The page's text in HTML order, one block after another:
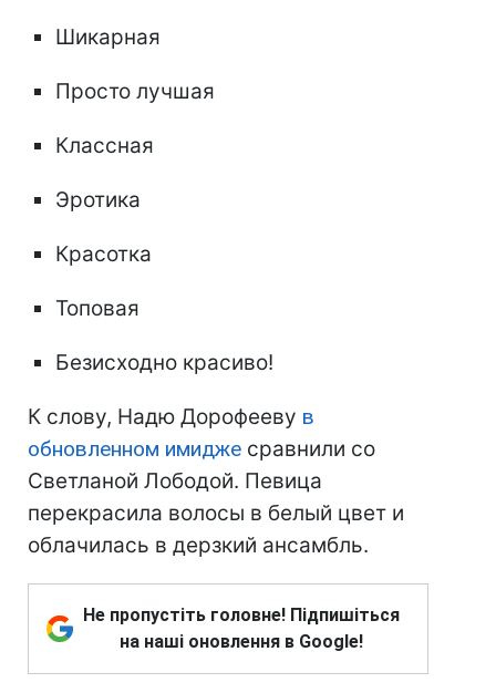
Шикарная
Просто лучшая
Классная
Эротика
Красотка
Топовая
Безисходно красиво!
К слову, Надю Дорофееву в
обновленном имидже сравнили со
Светланой Лободой. Певица
перекрасила волосы в белый цвет и
облачилась в дерзкий ансамбль.
Не пропустіть головне! Підпишіться
на наші оновлення в Google!